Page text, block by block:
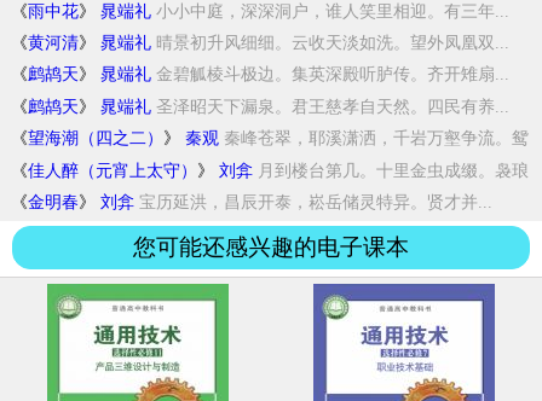
《雨中花》 晁端礼 小小中庭，深深洞户，谁人笑里相迎。有三年...
《黄河清》 晁端礼 晴景初升风细细。云收天淡如洗。望外凤凰双...
《鹧鸪天》 晁端礼 金碧觚棱斗极边。集英深殿听胪传。齐开雉扇...
《鹧鸪天》 晁端礼 圣泽昭天下漏泉。君王慈孝自天然。四民有养...
《望海潮（四之二） 》 秦观 秦峰苍翠，耶溪潇洒，千岩万壑争流。鸳
瓦雉...
《佳人醉（元宵上太守） 》 刘弇 月到楼台第几。十里金虫成缀。袅琅
玕、争罥...
《金明春》 刘弇 宝历延洪，昌辰开泰，崧岳储灵特异。贤才并...
您可能还感兴趣的电子课本